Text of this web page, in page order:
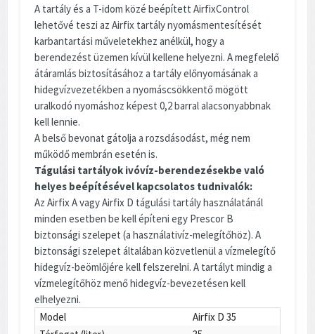
A tartály és a T-idom közé beépített AirfixControl
lehetővé teszi az Airfix tartály nyomásmentesítését
karbantartási műveletekhez anélkül, hogy a
berendezést üzemen kívül kellene helyezni. A megfelelő
átáramlás biztosításához a tartály előnyomásának a
hidegvízvezetékben a nyomáscsökkentő mögött
uralkodó nyomáshoz képest 0,2 barral alacsonyabbnak
kell lennie.
A belső bevonat gátolja a rozsdásodást, még nem
működő membrán esetén is.
Tágulási tartályok ivóvíz-berendezésekbe való
helyes beépítésével kapcsolatos tudnivalók:
Az Airfix A vagy Airfix D tágulási tartály használatánál
minden esetben be kell építeni egy Prescor B
biztonsági szelepet (a használativíz-melegítőhöz). A
biztonsági szelepet általában közvetlenül a vízmelegítő
hidegvíz-beömlőjére kell felszerelni. A tartályt mindig a
vízmelegítőhöz menő hidegvíz-bevezetésen kell
elhelyezni.
Model
Airfix D 35